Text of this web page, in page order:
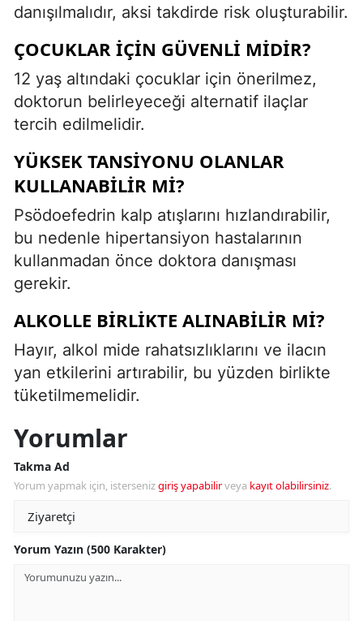
danışılmalıdır, aksi takdirde risk oluşturabilir.
ÇOCUKLAR IÇIN GÜVENLI MIDIR?
12 yaş altındaki çocuklar için önerilmez,
doktorun belirleyeceği alternatif ilaçlar
tercih edilmelidir.
YÜKSEK TANSIYONU OLANLAR
KULLANABILIR MI?
Psödoefedrin kalp atışlarını hızlandırabilir,
bu nedenle hipertansiyon hastalarının
kullanmadan önce doktora danışması
gerekir.
ALKOLLE BIRLIKTE ALINABILIR MI?
Hayır, alkol mide rahatsızlıklarını ve ilacın
yan etkilerini artırabilir, bu yüzden birlikte
tüketilmemelidir.
Yorumlar
Takma Ad
Yorum yapmak için, istersenizgiriş yapabilirveya kayıt olabilirsiniz.
Yorum Yazın (500 Karakter)